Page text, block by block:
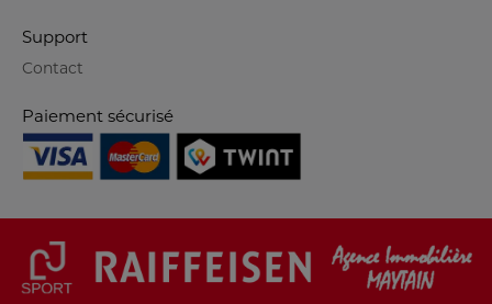
Support
Contact
Paiement sécurisé